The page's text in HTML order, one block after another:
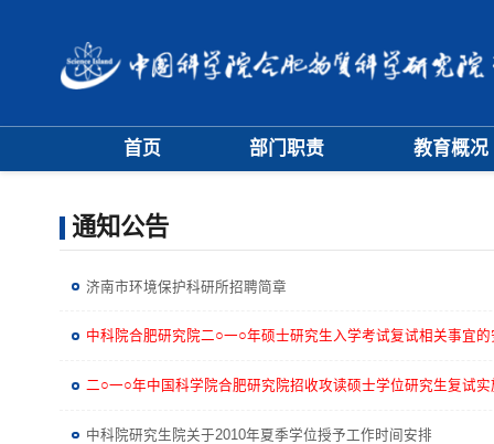
首页 部门职责 教育概况
通知公告
济南市环境保护科研所招聘简章
中科院合肥研究院二○一○年硕士研究生入学考试复试相关事宜的
二○一○年中国科学院合肥研究院招收攻读硕士学位研究生复试
中科院研究生院关于2010年夏季学位授予工作时间安排